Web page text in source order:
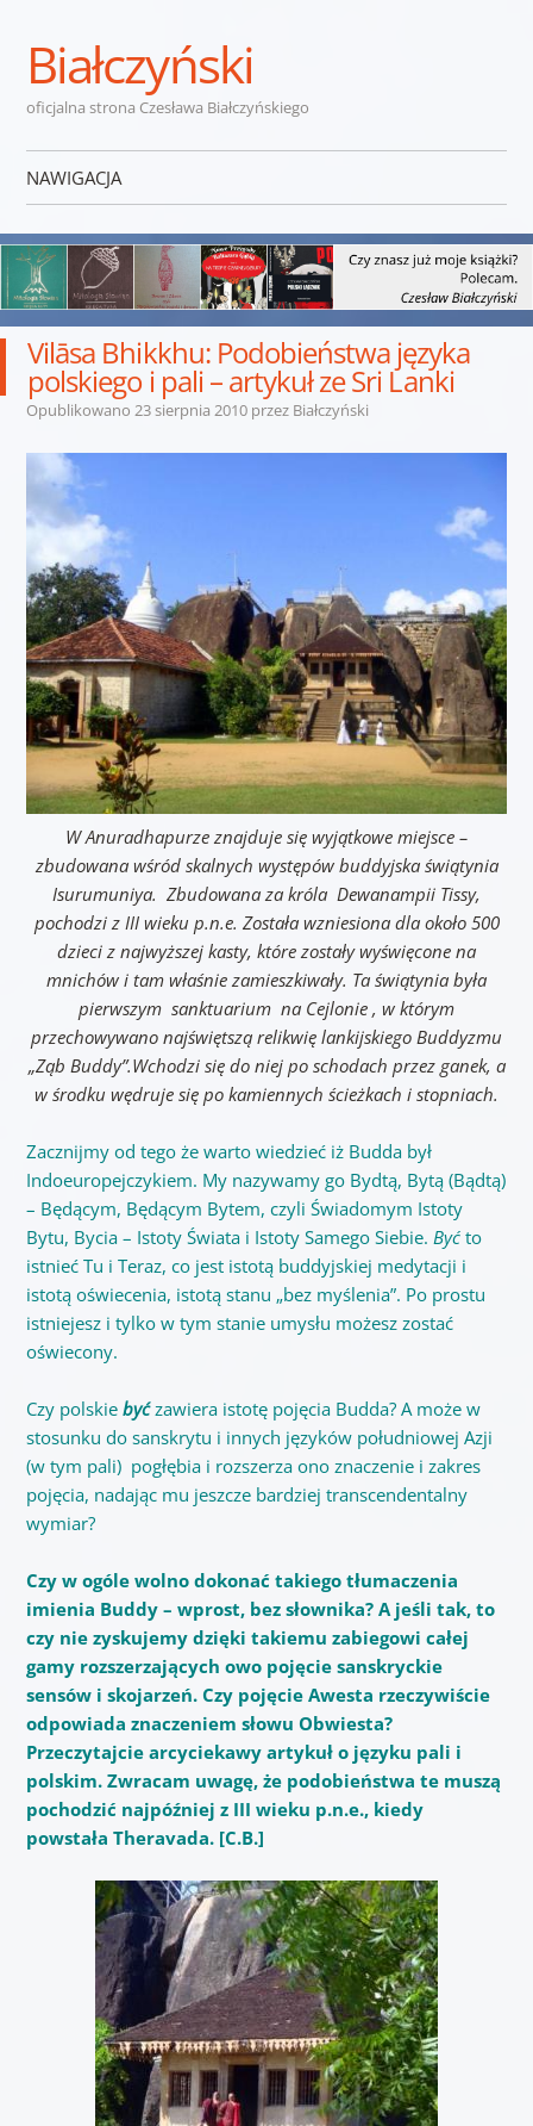
Białczyński
oficjalna strona Czesława Białczyńskiego
NAWIGACJA
Vilāsa Bhikkhu: Podobieństwa języka
polskiego i pali – artykuł ze Sri Lanki
Opublikowano 23 sierpnia 2010przez Białczyński
W Anuradhapurze znajduje się wyjątkowe miejsce –
zbudowana wśród skalnych występów buddyjska świątynia
Isurumuniya. Zbudowana za króla Dewanampii Tissy,
pochodzi z III wieku p.n.e. Została wzniesiona dla około 500
dzieci z najwyższej kasty, które zostały wyświęcone na
mnichów i tam właśnie zamieszkiwały. Ta świątynia była
pierwszym sanktuarium na Cejlonie , w którym
przechowywano najświętszą relikwię lankijskiego Buddyzmu
„Ząb Buddy”.Wchodzi się do niej po schodach przez ganek, a
w środku wędruje się po kamiennych ścieżkach i stopniach.
Zacznijmy od tego że warto wiedzieć iż Budda był
Indoeuropejczykiem. My nazywamy go Bydtą, Bytą (Bądtą)
– Będącym, Będącym Bytem, czyli Świadomym Istoty
Bytu, Bycia – Istoty Świata i Istoty Samego Siebie. Być to
istnieć Tu i Teraz, co jest istotą buddyjskiej medytacji i
istotą oświecenia, istotą stanu „bez myślenia”. Po prostu
istniejesz i tylko w tym stanie umysłu możesz zostać
oświecony.
Czy polskiebyćzawiera istotę pojęcia Budda? A może w
stosunku do sanskrytu i innych języków południowej Azji
(w tym pali) pogłębia i rozszerza ono znaczenie i zakres
pojęcia, nadając mu jeszcze bardziej transcendentalny
wymiar?
Czy w ogóle wolno dokonać takiego tłumaczenia
imienia Buddy – wprost, bez słownika? A jeśli tak, to
czy nie zyskujemy dzięki takiemu zabiegowi całej
gamy rozszerzających owo pojęcie sanskryckie
sensów i skojarzeń. Czy pojęcie Awesta rzeczywiście
odpowiada znaczeniem słowu Obwiesta?
Przeczytajcie arcyciekawy artykuł o języku pali i
polskim. Zwracam uwagę, że podobieństwa te muszą
pochodzić najpóźniej z III wieku p.n.e., kiedy
powstała Theravada. [C.B.]